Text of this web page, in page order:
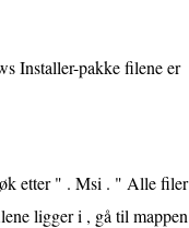
Installer-pakke filene er
etter " . Msi . " Alle filer
ligger i , gå til mappen